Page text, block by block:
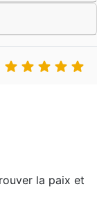
    
la paix et